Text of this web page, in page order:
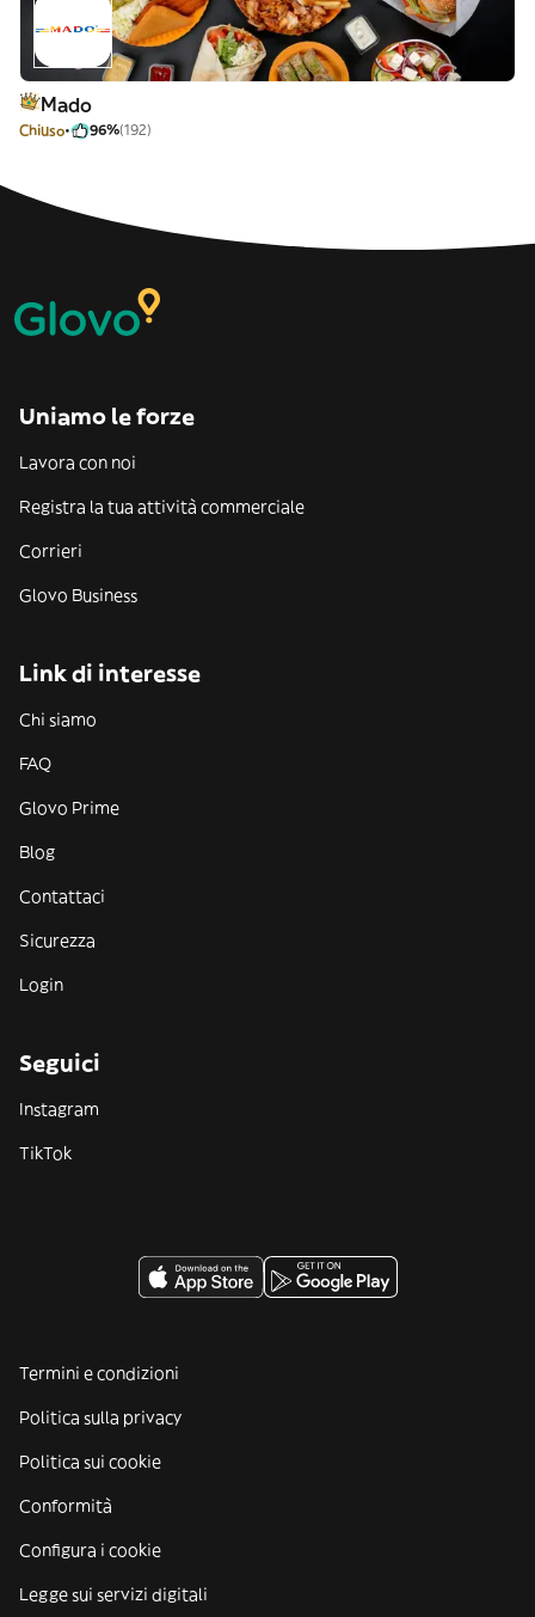
Mado
Chiuso 96%(192)
Uniamo le forze
Lavora con noi
Registra la tua attività commerciale
Corrieri
Glovo Business
Link di interesse
Chi siamo
FAQ
Glovo Prime
Blog
Contattaci
Sicurezza
Login
Seguici
Instagram
TikTok
Termini e condizioni
Politica sulla privacy
Politica sui cookie
Conformità
Configura i cookie
Legge sui servizi digitali